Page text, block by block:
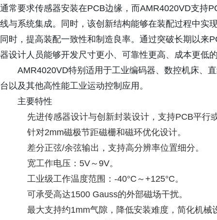
通常要求传感器安装在PCB边缘，而AMR4020VD支持
线与系统集成。同时，该创新结构能够在装配过程中实
同时，提高装配一致性和制造良率。通过突破长期以来
器设计人员能够开发尺寸更小、可靠性更高、成本更低
AMR4020VD特别适用于工业编码器、数控机床、
台以及其他高性能工业运动控制应用。
主要特性
先进传感器设计与创新封装设计，支持PCB平行
针对2mm磁极节距磁栅和磁环优化设计。
差分正弦/余弦输出，支持高分辨率位置细分。
宽工作电压：5V～9V。
工业级工作温度范围：-40°C～+125°C。
可承受高达1500 Gauss的外部磁场干扰。
最大支持约1mm气隙，降低安装难度，简化机械